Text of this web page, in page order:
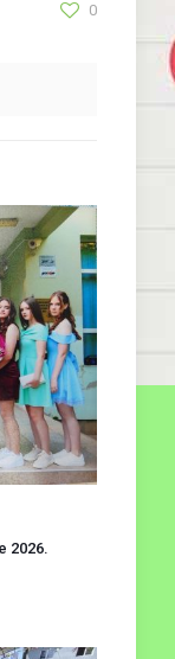
0
2026.